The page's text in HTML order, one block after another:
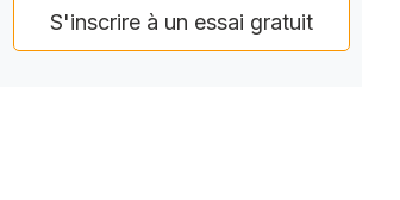
S'inscrire à un essai gratuit